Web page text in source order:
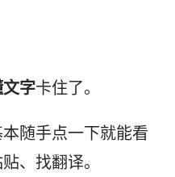
字卡住了。
随手点一下就能看
、找翻译。